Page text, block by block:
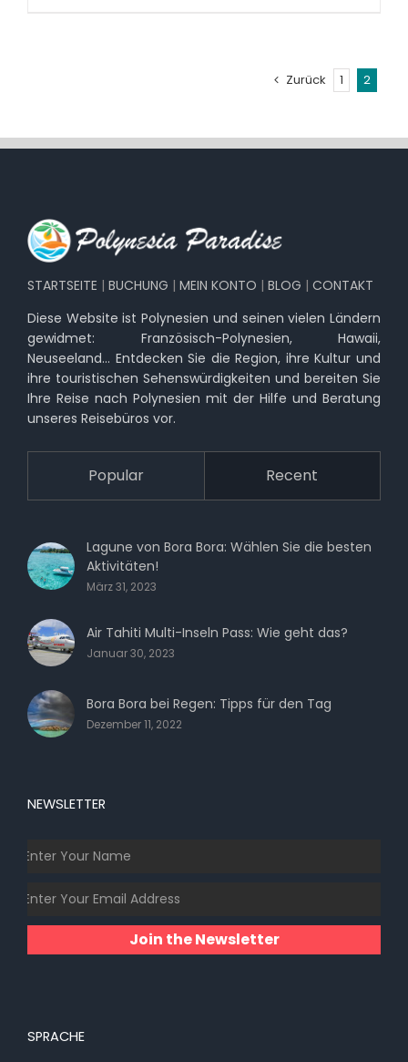
Zurück 1 2
STARTSEITE | BUCHUNG | MEIN KONTO | BLOG | CONTAKT
Diese Website ist Polynesien und seinen vielen Ländern
gewidmet: Französisch-Polynesien, Hawaii,
Neuseeland… Entdecken Sie die Region, ihre Kultur und
ihre touristischen Sehenswürdigkeiten und bereiten Sie
Ihre Reise nach Polynesien mit der Hilfe und Beratung
unseres Reisebüros vor.
Popular Recent
Lagune von Bora Bora: Wählen Sie die besten
Aktivitäten!
März 31, 2023
Air Tahiti Multi-Inseln Pass: Wie geht das?
Januar 30, 2023
Bora Bora bei Regen: Tipps für den Tag
Dezember 11, 2022
NEWSLETTER
Join the Newsletter
SPRACHE